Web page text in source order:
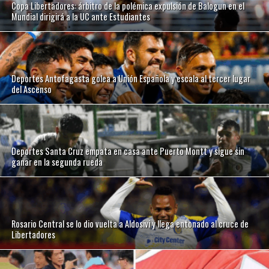
Copa Libertadores: árbitro de la polémica expulsión de Balogun en el
Mundial dirigirá a la UC ante Estudiantes
Deportes Antofagasta golea a Unión Española y escala al tercer lugar
del Ascenso
Deportes Santa Cruz empata en casa ante Puerto Montt y sigue sin
ganar en la segunda rueda
Rosario Central se lo dio vuelta a Aldosivi y llega entonado al cruce de
Libertadores